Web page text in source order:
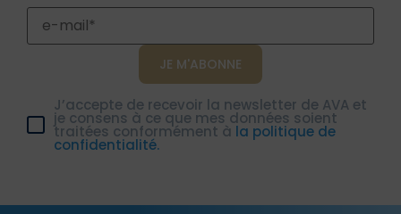
J’accepte de recevoir la newsletter de AVA et
je consens à ce que mes données soient
traitées conformément à la politique de
confidentialité.